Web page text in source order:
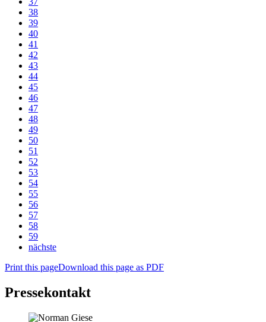
38
39
40
41
42
43
44
45
46
47
48
49
50
51
52
53
54
55
56
57
58
59
nächste
Print this pageDownload this page as PDF
Pressekontakt